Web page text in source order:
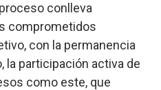
conlleva
comprometidos
con la permanencia
participación activa de
como este, que